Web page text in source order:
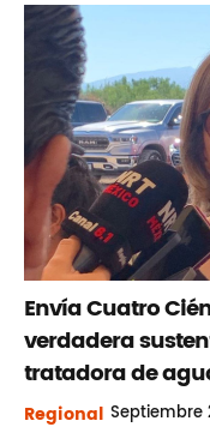
Envía Cuatro
verdadera
tratadora de
Regional Septiembre